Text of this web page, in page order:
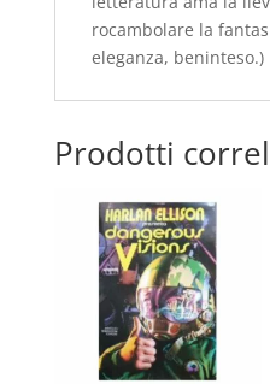
rocambolare la
eleganza, beninteso.)
Prodotti